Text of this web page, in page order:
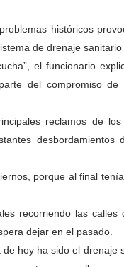
históricos
de drenaje sanitario
el funcionario
del compromiso
reclamos de
desbordamientos
porque al final
recorriendo las
dejar en el pasado.
hoy ha sido el